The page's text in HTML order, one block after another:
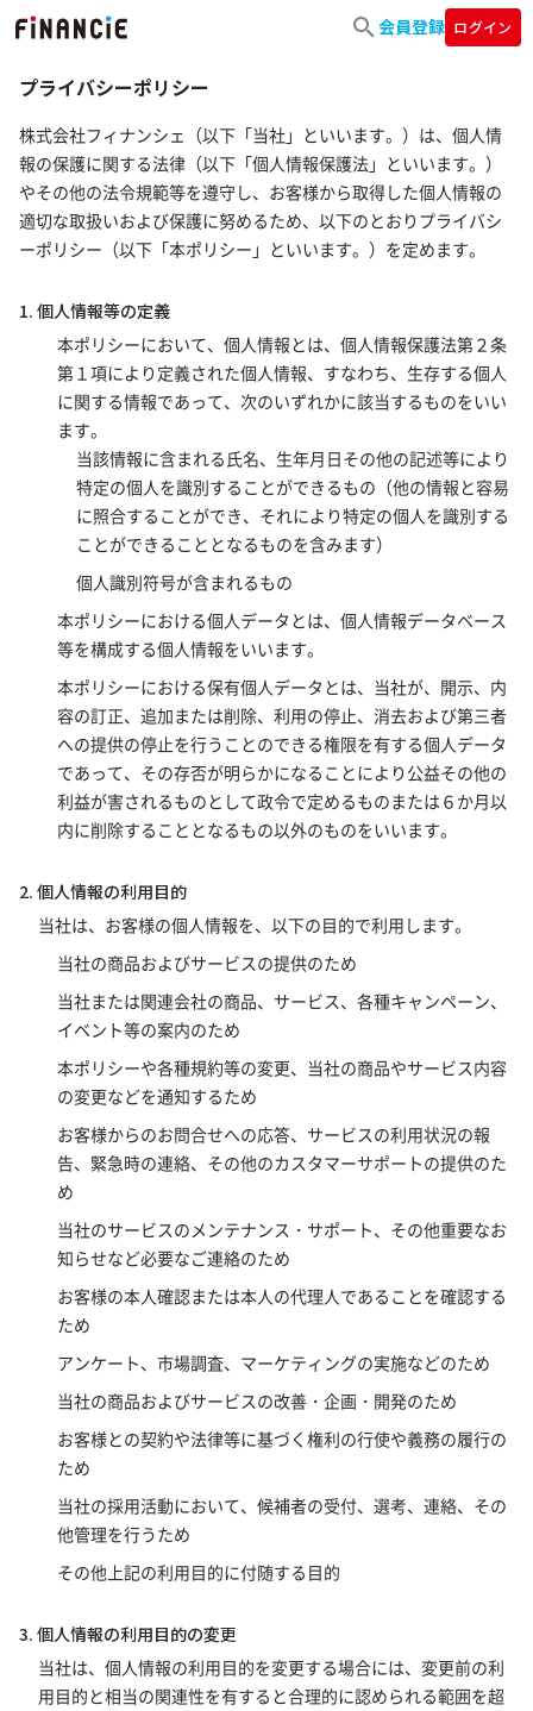
会員登録 ログイン
プライバシーポリシー
株式会社フィナンシェ（以下「当社」といいます。）は、個人情
報の保護に関する法律（以下「個人情報保護法」といいます。）
やその他の法令規範等を遵守し、お客様から取得した個人情報の
適切な取扱いおよび保護に努めるため、以下のとおりプライバシ
ーポリシー（以下「本ポリシー」といいます。）を定めます。
1. 個人情報等の定義
本ポリシーにおいて、個人情報とは、個人情報保護法第２条
第１項により定義された個人情報、すなわち、生存する個人
に関する情報であって、次のいずれかに該当するものをいい
ます。
当該情報に含まれる氏名、生年月日その他の記述等により
特定の個人を識別することができるもの（他の情報と容易
に照合することができ、それにより特定の個人を識別する
ことができることとなるものを含みます）
個人識別符号が含まれるもの
本ポリシーにおける個人データとは、個人情報データベース
等を構成する個人情報をいいます。
本ポリシーにおける保有個人データとは、当社が、開示、内
容の訂正、追加または削除、利用の停止、消去および第三者
への提供の停止を行うことのできる権限を有する個人データ
であって、その存否が明らかになることにより公益その他の
利益が害されるものとして政令で定めるものまたは６か月以
内に削除することとなるもの以外のものをいいます。
2. 個人情報の利用目的
当社は、お客様の個人情報を、以下の目的で利用します。
当社の商品およびサービスの提供のため
当社または関連会社の商品、サービス、各種キャンペーン、
イベント等の案内のため
本ポリシーや各種規約等の変更、当社の商品やサービス内容
の変更などを通知するため
お客様からのお問合せへの応答、サービスの利用状況の報
告、緊急時の連絡、その他のカスタマーサポートの提供のた
め
当社のサービスのメンテナンス・サポート、その他重要なお
知らせなど必要なご連絡のため
お客様の本人確認または本人の代理人であることを確認する
ため
アンケート、市場調査、マーケティングの実施などのため
当社の商品およびサービスの改善・企画・開発のため
お客様との契約や法律等に基づく権利の行使や義務の履行の
ため
当社の採用活動において、候補者の受付、選考、連絡、その
他管理を行うため
その他上記の利用目的に付随する目的
3. 個人情報の利用目的の変更
当社は、個人情報の利用目的を変更する場合には、変更前の利
用目的と相当の関連性を有すると合理的に認められる範囲を超